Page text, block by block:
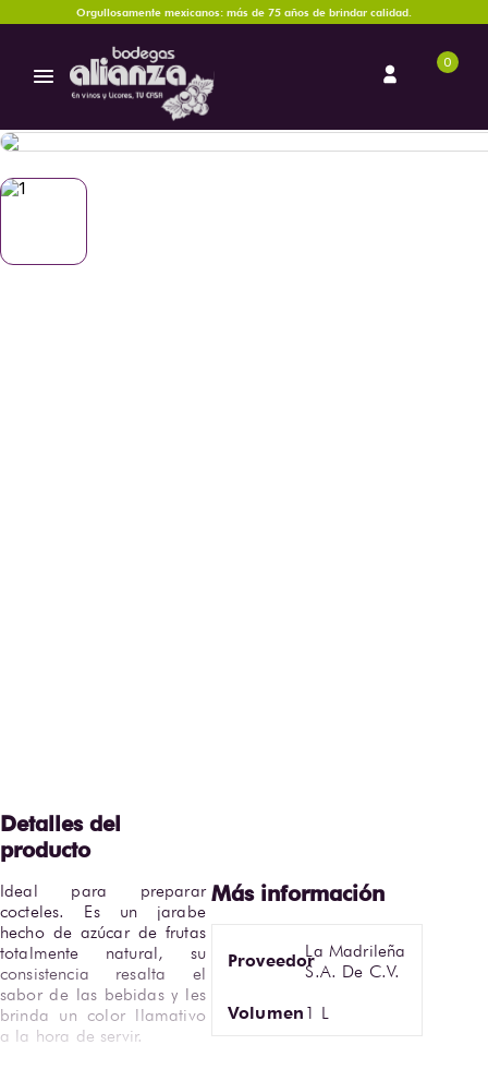
Orgullosamente mexicanos: más de 75 años de brindar calidad.
0
Ideal para preparar
cocteles. Es un jarabe
hecho de azúcar de frutas
totalmente natural, su
consistencia resalta el
sabor de las bebidas y les
brinda un color llamativo
a la hora de servir.
ProveedorLa Madrileña
S.A. De C.V.
Volumen 1 L